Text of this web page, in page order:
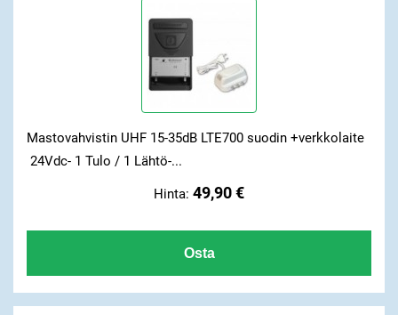
Mastovahvistin UHF 15-35dB LTE700 suodin +verkkolaite
24Vdc- 1 Tulo / 1 Lähtö-...
Hinta: 49,90 €